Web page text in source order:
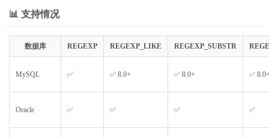
📊 支持情况
数据库 REGEXP REGEXP_LIKE REGEXP_SUBSTR
MySQL ✅ ✅ 8.0+ ✅ 8.0+ ✅
Oracle ✅ ✅ ✅ ✅